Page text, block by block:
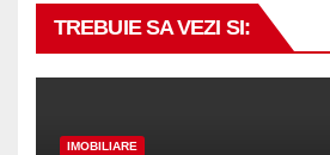
TREBUIE SA VEZI SI:
IMOBILIARE